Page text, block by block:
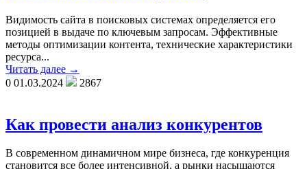
Видимость сайта в поисковых системах определяется его
позицией в выдаче по ключевым запросам. Эффективные
методы оптимизации контента, технические характеристики
ресурса...
Читать далее →
0 01.03.2024 2867
Как провести анализ конкурентов
В современном динамичном мире бизнеса, где конкуренция
становится все более интенсивной, а рынки насыщаются